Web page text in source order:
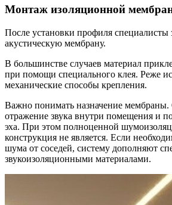
Монтаж изоляционной
После установки профиля специалисты
акустическую мембрану.
В большинстве случаев материал
при помощи специального клея. Реже
механические способы крепления.
Важно понимать назначение
отражение звука внутри помещения и
эха. При этом полноценной
конструкция не является. Если
шума от соседей, систему дополняют
звукоизоляционными материалами.